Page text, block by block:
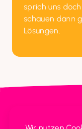
sprich uns
schauen dann
Lösungen.